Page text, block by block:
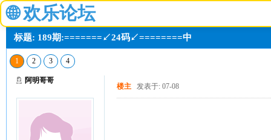
🌐 欢乐论坛
标题: 189期:=======↙24码↙========中
1 2 3 4
阿明哥哥
楼主 发表于: 07-08